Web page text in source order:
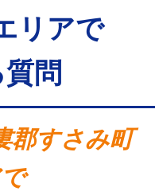
リアで
問
郡すさみ町